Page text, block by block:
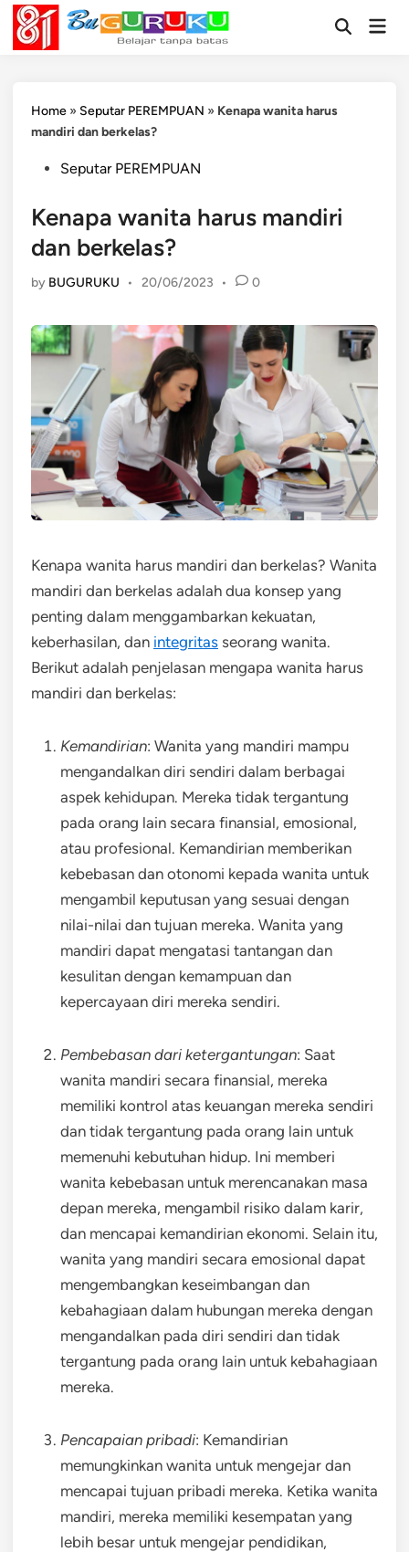
Skip
content
OpenMain
Home » Seputar PEREMPUAN » Kenapa wanita harus
mandiri dan berkelas?
PostedSeputar PEREMPUAN
Kenapa wanita harus mandiri
dan berkelas?
by BUGURUKU • 20/06/2023 • 0
Kenapa wanita harus mandiri dan berkelas? Wanita
mandiri dan berkelas adalah dua konsep yang
penting dalam menggambarkan kekuatan,
keberhasilan, dan integritas seorang wanita.
Berikut adalah penjelasan mengapa wanita harus
mandiri dan berkelas:
Kemandirian: Wanita yang mandiri mampu
mengandalkan diri sendiri dalam berbagai
aspek kehidupan. Mereka tidak tergantung
pada orang lain secara finansial, emosional,
atau profesional. Kemandirian memberikan
kebebasan dan otonomi kepada wanita untuk
mengambil keputusan yang sesuai dengan
nilai-nilai dan tujuan mereka. Wanita yang
mandiri dapat mengatasi tantangan dan
kesulitan dengan kemampuan dan
kepercayaan diri mereka sendiri.
Pembebasan dari ketergantungan: Saat
wanita mandiri secara finansial, mereka
memiliki kontrol atas keuangan mereka sendiri
dan tidak tergantung pada orang lain untuk
memenuhi kebutuhan hidup. Ini memberi
wanita kebebasan untuk merencanakan masa
depan mereka, mengambil risiko dalam karir,
dan mencapai kemandirian ekonomi. Selain itu,
wanita yang mandiri secara emosional dapat
mengembangkan keseimbangan dan
kebahagiaan dalam hubungan mereka dengan
mengandalkan pada diri sendiri dan tidak
tergantung pada orang lain untuk kebahagiaan
mereka.
Pencapaian pribadi: Kemandirian
memungkinkan wanita untuk mengejar dan
mencapai tujuan pribadi mereka. Ketika wanita
mandiri, mereka memiliki kesempatan yang
lebih besar untuk mengejar pendidikan,